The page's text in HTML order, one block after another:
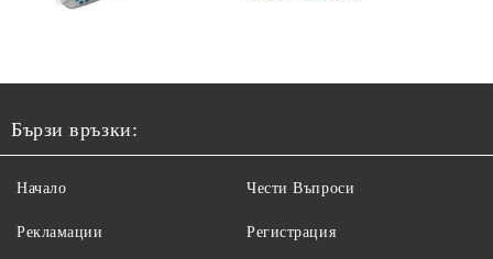
Бързи връзки:
Начало
Рекламации
Чести Въпроси
Регистрация